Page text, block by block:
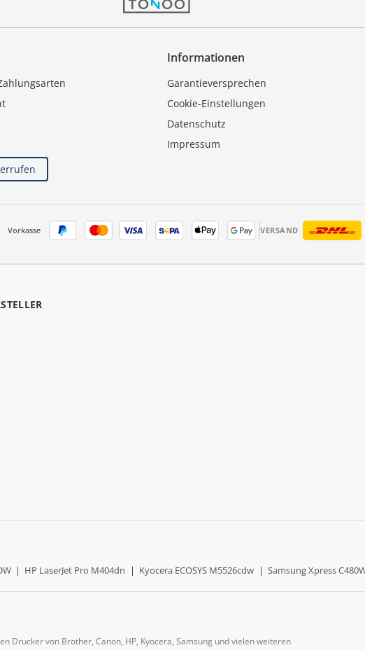
Informationen
Garantieversprechen
Cookie-Einstellungen
Datenschutz
Impressum
Vorkasse VERSAND
| HP LaserJet Pro M404dn | Kyocera ECOSYS M5526cdw | Samsung Xpress
Drucker von Brother, Canon, HP, Kyocera, Samsung und vielen weiteren